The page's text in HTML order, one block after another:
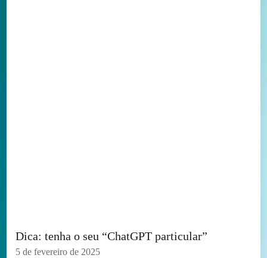
Dica: tenha o seu “ChatGPT particular”
5 de fevereiro de 2025